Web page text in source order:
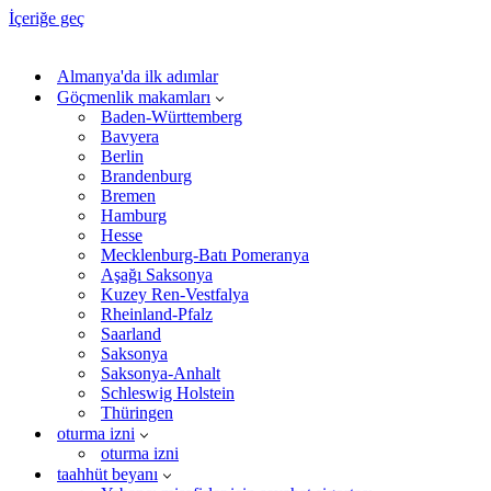
İçeriğe geç
Almanya'da ilk adımlar
Göçmenlik makamları
Baden-Württemberg
Bavyera
Berlin
Brandenburg
Bremen
Hamburg
Hesse
Mecklenburg-Batı Pomeranya
Aşağı Saksonya
Kuzey Ren-Vestfalya
Rheinland-Pfalz
Saarland
Saksonya
Saksonya-Anhalt
Schleswig Holstein
Thüringen
oturma izni
oturma izni
taahhüt beyanı